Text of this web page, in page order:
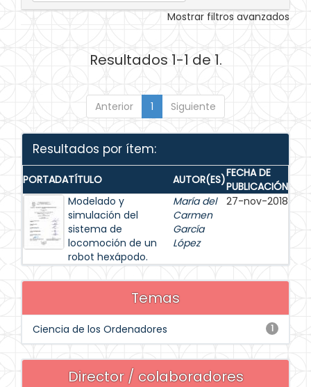
Mostrar filtros avanzados
Resultados 1-1 de 1.
Anterior 1 Siguiente
Resultados por ítem:
PORTADATÍTULO AUTOR(ES)FECHA DE
PUBLICACIÓN
Modelado y
simulación del
sistema de
locomoción de un
robot hexápodo.
María del
Carmen
García
López
27-nov-2018
Temas
1
Ciencia de los Ordenadores
Director / colaboradores